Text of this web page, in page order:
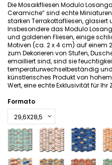
Die Mosaikfliesen Modulo
Ceramiche“ sind echte
starken Terrakottafliesen, glasiert
Insbesondere das Modulo
und goldenen Fliesen, einige
Motiven (ca. 2 x 4 cm) auf einem
zum Dekorieren von Stufen,
emailliert sind, sind sie
temperaturwechselbeständig
künstlerisches Produkt von
Wert, eine echte Exklusivität für
Formato